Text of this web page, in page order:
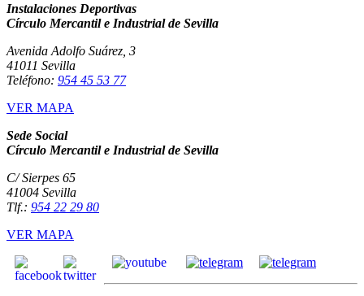
Instalaciones Deportivas
Círculo Mercantil e Industrial de Sevilla
Avenida Adolfo Suárez, 3
41011 Sevilla
Teléfono: 954 45 53 77
VER MAPA
Sede Social
Círculo Mercantil e Industrial de Sevilla
C/ Sierpes 65
41004 Sevilla
Tlf.: 954 22 29 80
VER MAPA